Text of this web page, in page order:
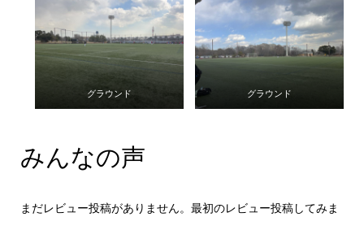
グラウンド グラウンド
みんなの声
まだレビュー投稿がありません。最初のレビュー投稿してみま